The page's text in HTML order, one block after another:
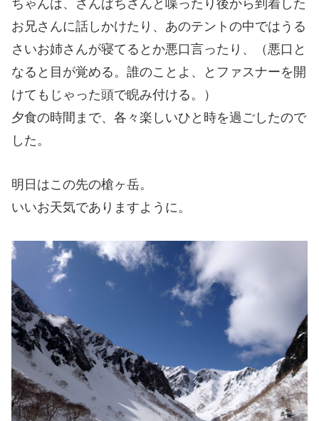
ちゃんは、さんぱちさんと喋ったり後から到着した
お兄さんに話しかけたり、あのテントの中ではうる
さいお姉さんが寝てるとか悪口言ったり、（悪口と
なると目が覚める。誰のことよ、とファスナーを開
けてもじゃった頭で睨み付ける。）
夕食の時間まで、各々楽しいひと時を過ごしたので
した。
明日はこの先の槍ヶ岳。
いいお天気でありますように。